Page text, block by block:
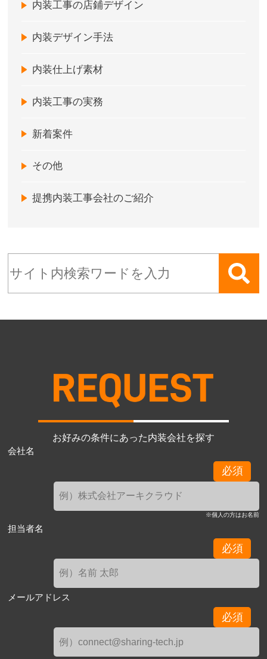
内装工事の店鋪デザイン
内装デザイン手法
内装仕上げ素材
内装工事の実務
新着案件
その他
提携内装工事会社のご紹介
お好みの条件にあった内装会社を探す
会社名
必須
※個人の方はお名前
担当者名
必須
メールアドレス
必須